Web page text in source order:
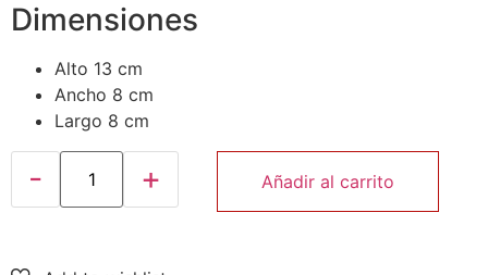
Dimensiones
Alto 13 cm
Ancho 8 cm
Largo 8 cm
Añadir al carrito